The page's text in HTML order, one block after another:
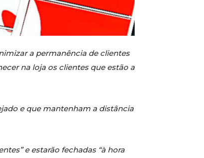
a permanência de clientes
na loja os clientes que estão a
e que mantenham a distância
e estarão fechadas “à hora